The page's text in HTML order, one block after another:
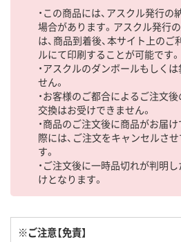
・この商品には、アスクル発行
場合があります。アスクル発行
は、商品到着後、本サイト上の
ルにて印刷することが可能です。
・アスクルのダンボールもしく
せん。
・お客様のご都合によるご注文後
交換はお受けできません。
・商品のご注文後に商品がお届
際には、ご注文をキャンセルさ
す。
・ご注文後に一時品切れが判明
けとなります。
※ご注意【免責】